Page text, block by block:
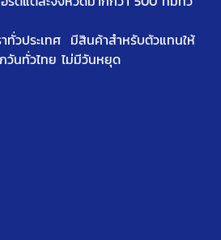
าทั่วประเทศ มีสินค้าสำหรับตัวแทนให้
วันทั่วไทย ไม่มีวันหยุด